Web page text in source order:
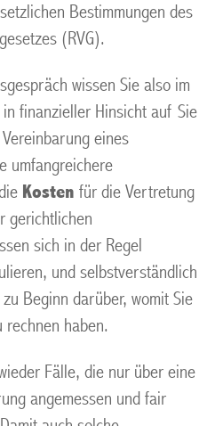
Bestimmungen des
(RVG).
wissen Sie also im
finanzieller Hinsicht auf Sie
eines
umfangreichere
Kosten für die Vertretung
gerichtlichen
sich in der Regel
und selbstverständlich
Beginn darüber, womit Sie
haben.
Fälle, die nur über eine
angemessen und fair